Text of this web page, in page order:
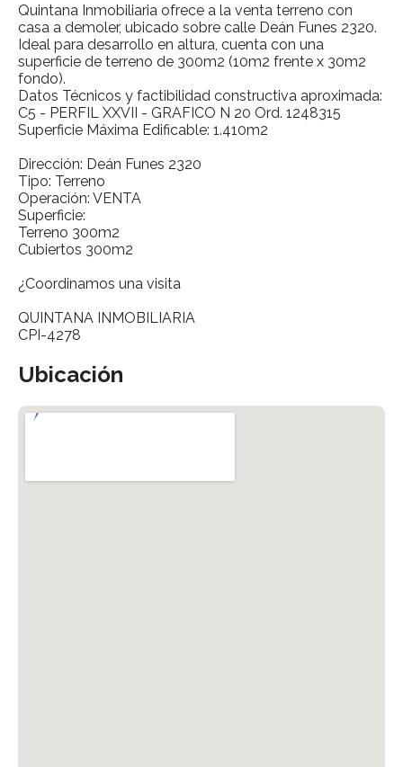
Quintana Inmobiliaria ofrece a la venta terreno con
casa a demoler, ubicado sobre calle Deán Funes 2320.
Ideal para desarrollo en altura, cuenta con una
superficie de terreno de 300m2 (10m2 frente x 30m2
fondo).
Datos Técnicos y factibilidad constructiva aproximada:
C5 - PERFIL XXVII - GRAFICO N 20 Ord. 1248315
Superficie Máxima Edificable: 1.410m2
Dirección: Deán Funes 2320
Tipo: Terreno
Operación: VENTA
Superficie:
Terreno 300m2
Cubiertos 300m2
¿Coordinamos una visita
QUINTANA INMOBILIARIA
CPI-4278
Ubicación